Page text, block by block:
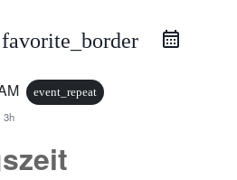
favorite_border
event_repeat
3h